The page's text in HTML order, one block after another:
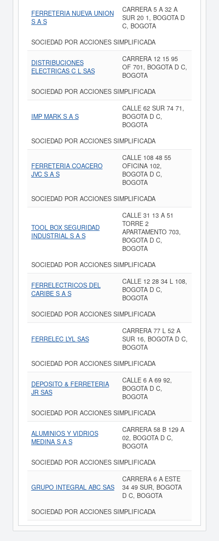
FERRETERIA NUEVA UNION
S A S
CARRERA 5 A 32 A
SUR 20 1, BOGOTA D
C, BOGOTA
SOCIEDAD POR ACCIONES SIMPLIFICADA
DISTRIBUCIONES
ELECTRICAS C L SAS
CARRERA 12 15 95
OF 701, BOGOTA D C,
BOGOTA
SOCIEDAD POR ACCIONES SIMPLIFICADA
IMP MARK S A S
CALLE 62 SUR 74 71,
BOGOTA D C,
BOGOTA
SOCIEDAD POR ACCIONES SIMPLIFICADA
FERRETERIA COACERO
JVC S A S
CALLE 108 48 55
OFICINA 102,
BOGOTA D C,
BOGOTA
SOCIEDAD POR ACCIONES SIMPLIFICADA
TOOL BOX SEGURIDAD
INDUSTRIAL S A S
CALLE 31 13 A 51
TORRE 2
APARTAMENTO 703,
BOGOTA D C,
BOGOTA
SOCIEDAD POR ACCIONES SIMPLIFICADA
FERRELECTRICOS DEL
CARIBE S A S
CALLE 12 28 34 L 108,
BOGOTA D C,
BOGOTA
SOCIEDAD POR ACCIONES SIMPLIFICADA
FERRELEC LYL SAS
CARRERA 77 L 52 A
SUR 16, BOGOTA D C,
BOGOTA
SOCIEDAD POR ACCIONES SIMPLIFICADA
DEPOSITO & FERRETERIA
JR SAS
CALLE 6 A 69 92,
BOGOTA D C,
BOGOTA
SOCIEDAD POR ACCIONES SIMPLIFICADA
ALUMINIOS Y VIDRIOS
MEDINA S A S
CARRERA 58 B 129 A
02, BOGOTA D C,
BOGOTA
SOCIEDAD POR ACCIONES SIMPLIFICADA
GRUPO INTEGRAL ABC SAS
CARRERA 6 A ESTE
34 49 SUR, BOGOTA
D C, BOGOTA
SOCIEDAD POR ACCIONES SIMPLIFICADA